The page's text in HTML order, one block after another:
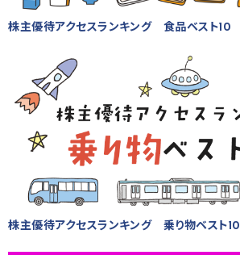
株主優待アクセスランキング 食品ベスト10
株主優待アクセスランキング 乗り物ベスト10